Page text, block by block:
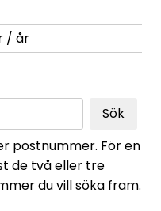
/ år
Sök
postnummer. För en
de två eller tre
du vill söka fram.